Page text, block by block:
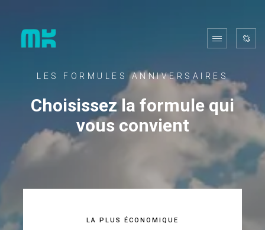
LES FORMULES ANNIVERSAIRES
Choisissez la formule qui
vous convient
LA PLUS ÉCONOMIQUE